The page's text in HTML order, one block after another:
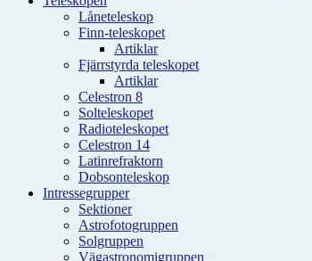
Låneteleskop
Finn-teleskopet
Artiklar
Fjärrstyrda teleskopet
Artiklar
Celestron 8
Solteleskopet
Radioteleskopet
Celestron 14
Latinrefraktorn
Dobsonteleskop
Intressegrupper
Sektioner
Astrofotogruppen
Solgruppen
Vägastronomigruppen